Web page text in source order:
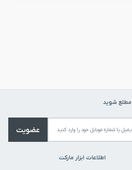
مطلع شوید
عضویت
اطلاعات ابزار مارکت